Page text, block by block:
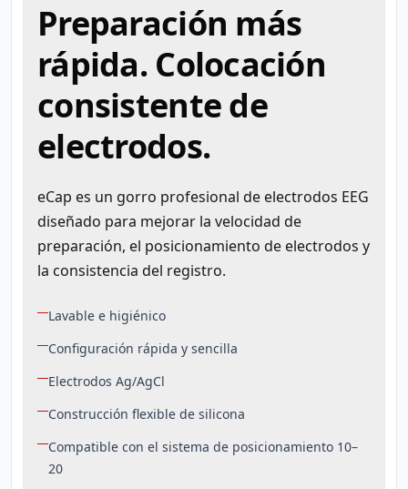
Preparación más
rápida. Colocación
consistente de
electrodos.
eCap es un gorro profesional de electrodos EEG
diseñado para mejorar la velocidad de
preparación, el posicionamiento de electrodos y
la consistencia del registro.
Lavable e higiénico
Configuración rápida y sencilla
Electrodos Ag/AgCl
Construcción flexible de silicona
Compatible con el sistema de posicionamiento 10–
20